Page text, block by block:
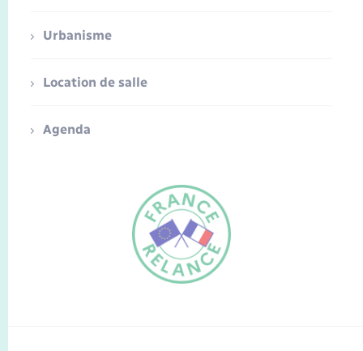
FR
Urbanisme
Location de salle
Agenda